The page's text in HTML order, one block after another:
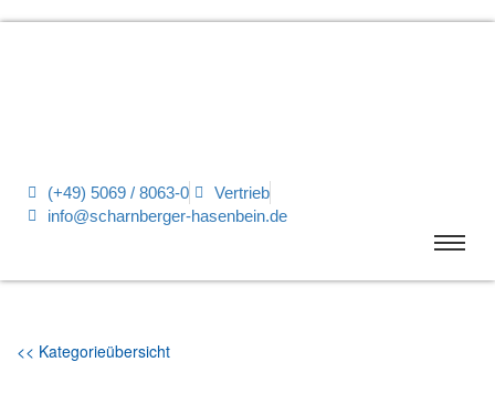
(+49) 5069 / 8063-0
Vertrieb
info@scharnberger-hasenbein.de
<< Kategorieübersicht